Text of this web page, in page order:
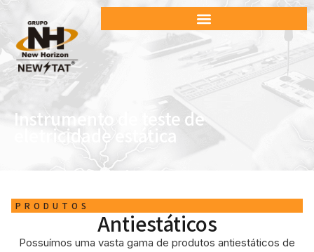
Instrumento de teste de
eletricidade estática
PRODUTOS
Antiestáticos
Possuímos uma vasta gama de produtos antiestáticos de